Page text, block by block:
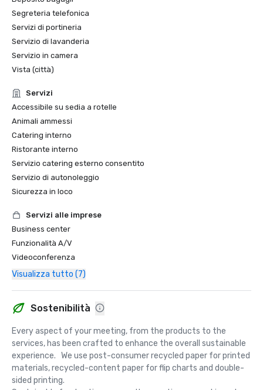
Segreteria telefonica
Servizi di portineria
Servizio di lavanderia
Servizio in camera
Vista (città)
Servizi
Accessibile su sedia a rotelle
Animali ammessi
Catering interno
Ristorante interno
Servizio catering esterno consentito
Servizio di autonoleggio
Sicurezza in loco
Servizi alle imprese
Business center
Funzionalità A/V
Videoconferenza
Visualizza tutto (7)
Sostenibilità
Every aspect of your meeting, from the products to the
services, has been crafted to enhance the overall sustainable
experience.   We use post-consumer recycled paper for printed
materials, recycled-content paper for flip charts and double-
sided printing.